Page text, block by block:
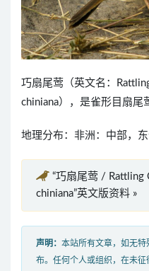
巧扇尾莺（英文名：
chiniana），是雀形目扇尾
地理分布：非洲：中部，
“巧扇尾莺 /
chiniana”英文版资料 »
声明： 本站所有文章，如无
布。任何个人或组织，在未征